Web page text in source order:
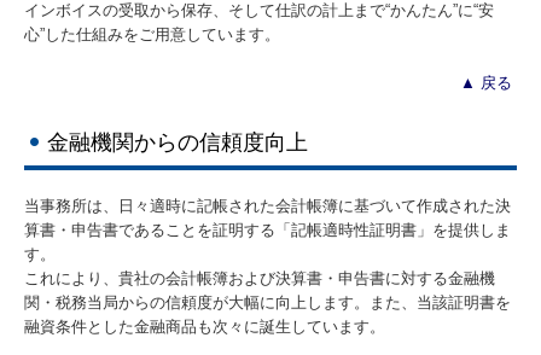
インボイスの受取から保存、そして仕訳の計上まで“かんたん”に“安
心”した仕組みをご用意しています。
▲ 戻る
金融機関からの信頼度向上
当事務所は、日々適時に記帳された会計帳簿に基づいて作成された決
算書・申告書であることを証明する「記帳適時性証明書」を提供しま
す。
これにより、貴社の会計帳簿および決算書・申告書に対する金融機
関・税務当局からの信頼度が大幅に向上します。また、当該証明書を
融資条件とした金融商品も次々に誕生しています。